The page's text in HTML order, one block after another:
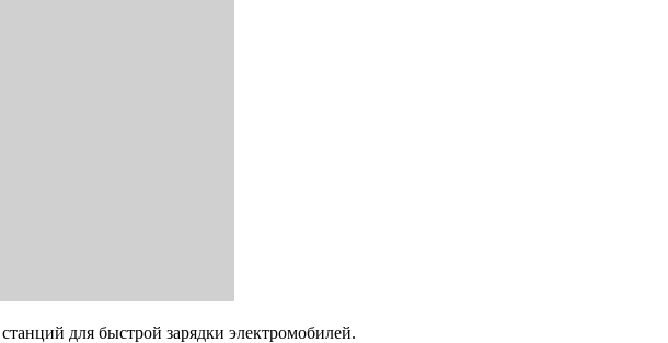
для быстрой зарядки электромобилей.